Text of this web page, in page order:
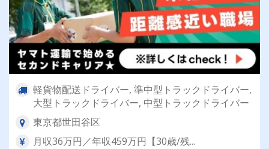
軽貨物配送ドライバー, 準中型トラックドライバー,
大型トラックドライバー, 中型トラックドライバー
東京都世田谷区
月収36万円／年収459万円【30歳/残...